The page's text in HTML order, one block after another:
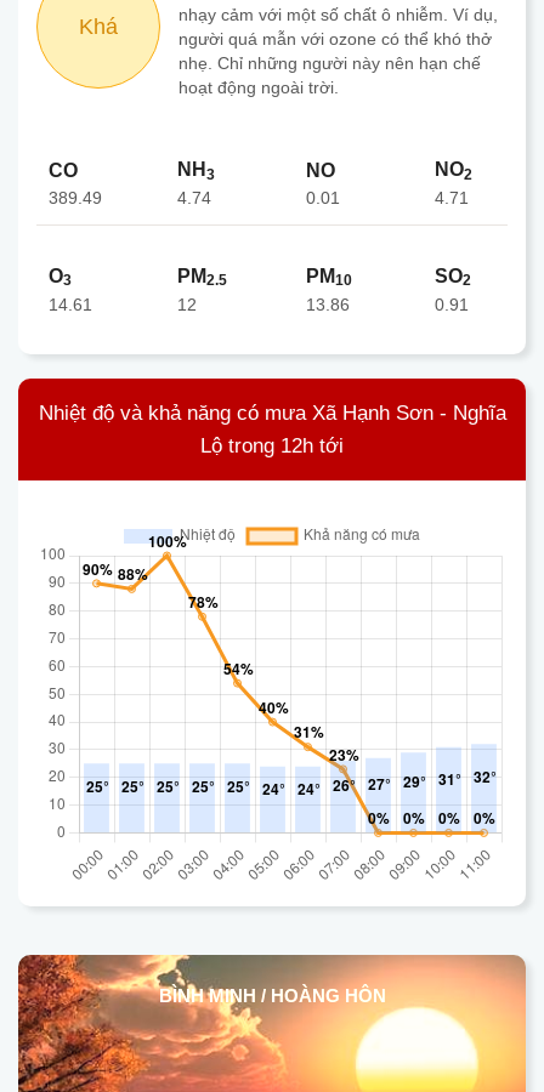
Khá
nhạy cảm với một số chất ô nhiễm. Ví dụ,
người quá mẫn với ozone có thể khó thở
nhẹ. Chỉ những người này nên hạn chế
hoạt động ngoài trời.
CO
389.49
NH 3
4.74
NO
0.01
NO2
4.71
O3
14.61
PM2.5
12
PM10
13.86
SO2
0.91
Nhiệt độ và khả năng có mưa Xã Hạnh Sơn - Nghĩa
Lộ trong 12h tới
BÌNH MINH / HOÀNG HÔN